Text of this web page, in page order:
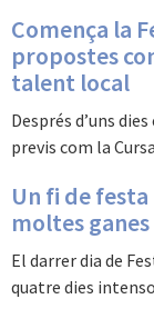
Comença la
propostes
talent local
Després d’uns
previs com la
Un fi de
moltes
El darrer dia de
quatre dies